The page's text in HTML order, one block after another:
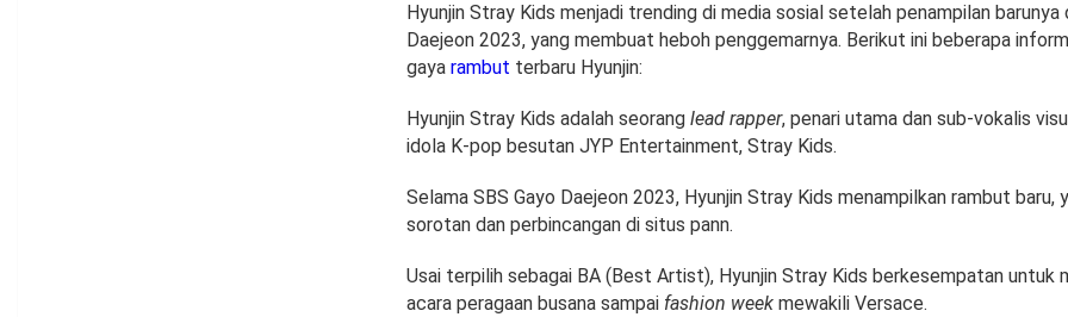
Hyunjin Stray Kids menjadi trending di media sosial setelah penampilan barunya
Daejeon 2023, yang membuat heboh penggemarnya. Berikut ini beberapa
gaya rambut terbaru Hyunjin:
Hyunjin Stray Kids adalah seorang lead rapper, penari utama dan sub-vokalis
idola K-pop besutan JYP Entertainment, Stray Kids.
Selama SBS Gayo Daejeon 2023, Hyunjin Stray Kids menampilkan rambut baru,
sorotan dan perbincangan di situs pann.
Usai terpilih sebagai BA (Best Artist), Hyunjin Stray Kids berkesempatan untuk
acara peragaan busana sampai fashion week mewakili Versace.